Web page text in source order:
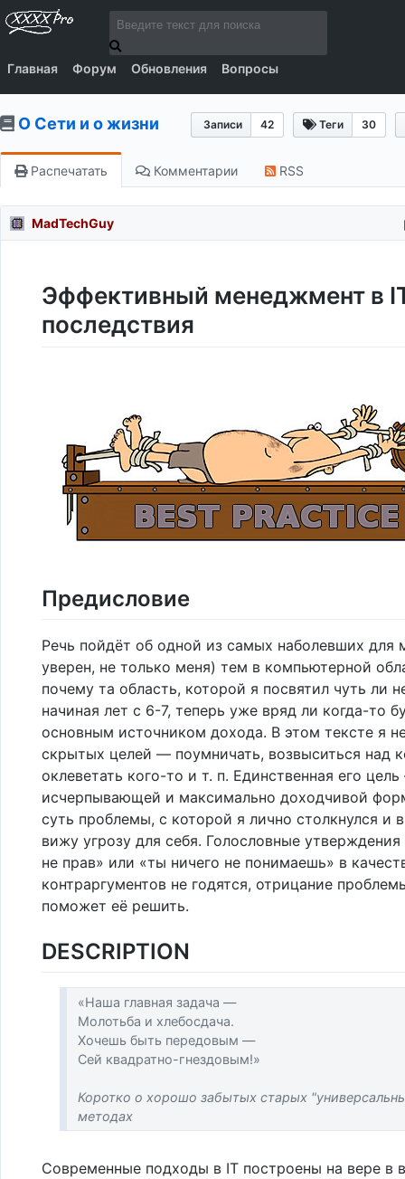
Главная Форум Обновления Вопросы
Записи 42 Теги 30
О Сети и о жизни
Распечатать Комментарии RSS
MadTechGuy
Эффективный менеджмент в
последствия
Предисловие
Речь пойдёт об одной из самых наболевших для
уверен, не только меня) тем в компьютерной
почему та область, которой я посвятил чуть ли
начиная лет с 6-7, теперь уже вряд ли когда-то
основным источником дохода. В этом тексте я
скрытых целей — поумничать, возвыситься над
оклеветать кого-то и т. п. Единственная его
исчерпывающей и максимально доходчивой
суть проблемы, с которой я лично столкнулся и
вижу угрозу для себя. Голословные
не прав» или «ты ничего не понимаешь» в
контраргументов не годятся, отрицание
поможет её решить.
DESCRIPTION
«Наша главная задача —
Молотьба и хлебосдача.
Хочешь быть передовым —
Сей квадратно-гнездовым!»
Коротко о хорошо забытых старых
методах
Современные подходы в IT построены на вере в